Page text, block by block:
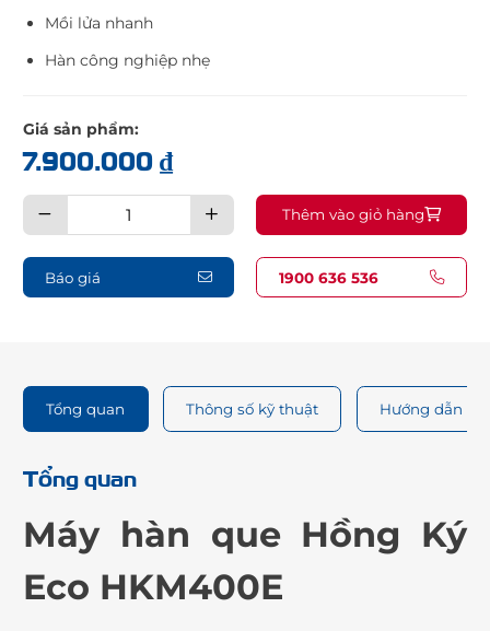
Mồi lửa nhanh
Hàn công nghiệp nhẹ
Giá sản phẩm:
7.900.000₫
Máy
que
Ký
Eco
HKM400E
Thêm vào giỏ hàng
Báo giá 1900 636 536
Tổng quan Thông số kỹ thuật Hướng dẫn sử
Tổng quan
Máy hàn que Hồng Ký
Eco HKM400E